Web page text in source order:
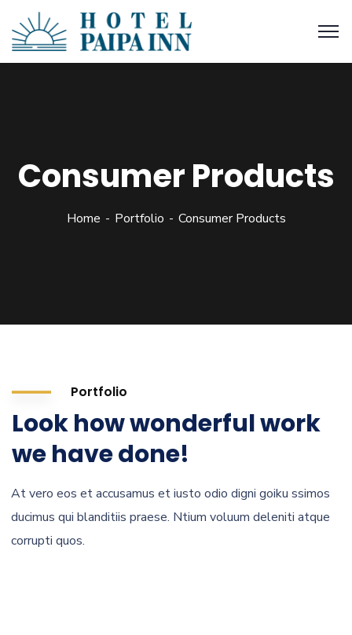
Consumer Products
Home Portfolio Consumer Products
Portfolio
Look how wonderful work
we have done!
At vero eos et accusamus et iusto odio digni goiku ssimos
ducimus qui blanditiis praese. Ntium voluum deleniti atque
corrupti quos.